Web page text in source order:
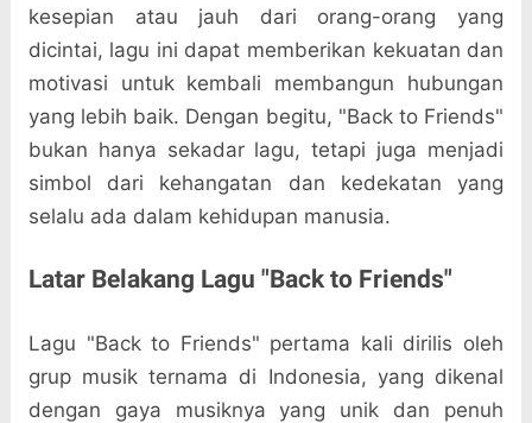
kesepian atau jauh dari orang-orang yang
dicintai, lagu ini dapat memberikan kekuatan dan
motivasi untuk kembali membangun hubungan
yang lebih baik. Dengan begitu, "Back to Friends"
bukan hanya sekadar lagu, tetapi juga menjadi
simbol dari kehangatan dan kedekatan yang
selalu ada dalam kehidupan manusia.
Latar Belakang Lagu "Back to Friends"
Lagu "Back to Friends" pertama kali dirilis oleh
grup musik ternama di Indonesia, yang dikenal
dengan gaya musiknya yang unik dan penuh